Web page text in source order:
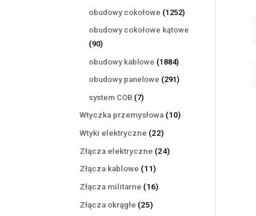
obudowy cokołowe 12521252
obudowy cokołowe kątowe
9090
produktów
obudowy kablowe 18841884
produkty
obudowy panelowe 291291
system COB 77
produktów
Wtyczka przemysłowa 1010
Wtyki elektryczne 2222
produkty
Złącza elektryczne 2424
Złącza kablowe 1111
produktów
Złącza militarne 1616
Złącza okrągłe 2525